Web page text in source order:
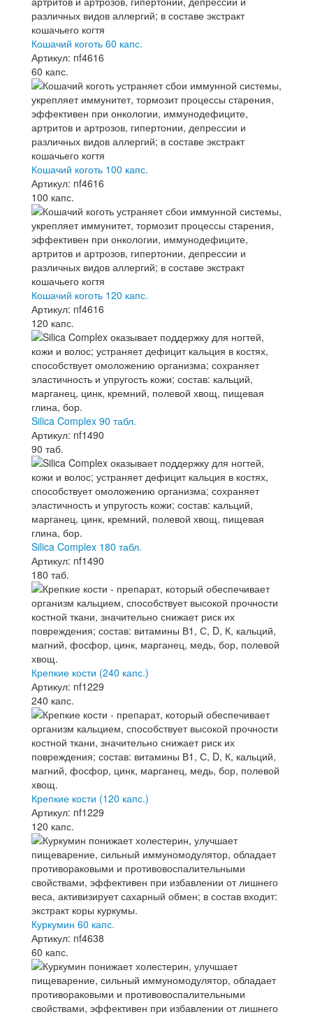
Кошачий коготь 60 капс.
Артикул: nf4616
60 капс.
Кошачий коготь 100 капс.
Артикул: nf4616
100 капс.
Кошачий коготь 120 капс.
Артикул: nf4616
120 капс.
Silica Complex 90 табл.
Артикул: nf1490
90 таб.
Silica Complex 180 табл.
Артикул: nf1490
180 таб.
Крепкие кости (240 капс.)
Артикул: nf1229
240 капс.
Крепкие кости (120 капс.)
Артикул: nf1229
120 капс.
Куркумин 60 капс.
Артикул: nf4638
60 капс.